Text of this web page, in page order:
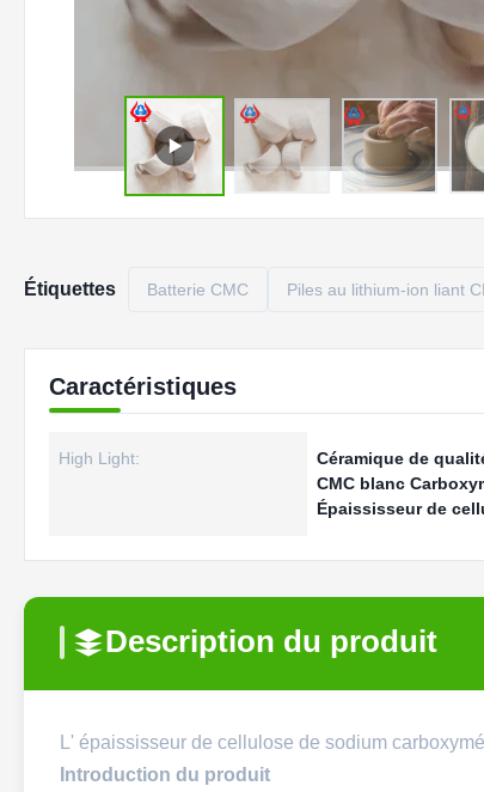
Étiquettes Batterie CMC Piles au lithium-ion liant
Caractéristiques
High Light: Céramique de
CMC blanc
Épaississeur de
Description du produit
L' épaississeur de cellulose de sodium
Introduction du produit